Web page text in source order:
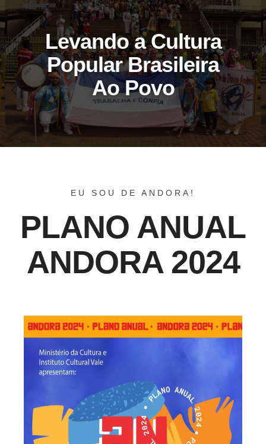
Levando a Cultura
Popular Brasileira
Ao Povo
EU SOU DE ANDORA!
PLANO ANUAL
ANDORA 2024